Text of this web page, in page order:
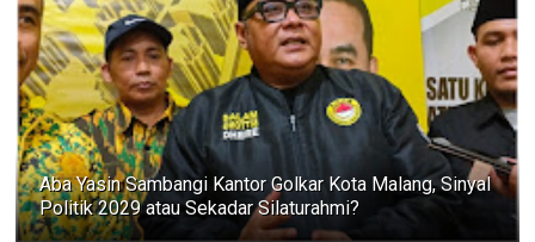
Aba Yasin Sambangi Kantor Golkar Kota Malang, Sinyal
Politik 2029 atau Sekadar Silaturahmi?